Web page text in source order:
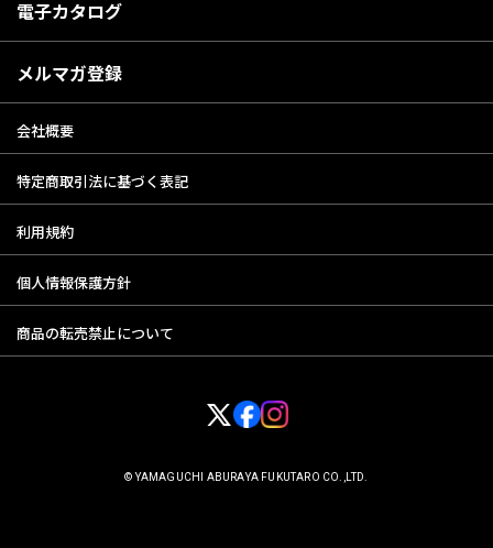
電子カタログ
メルマガ登録
会社概要
特定商取引法に基づく表記
利用規約
個人情報保護方針
商品の転売禁止について
© YAMAGUCHI ABURAYA FUKUTARO CO.,LTD.